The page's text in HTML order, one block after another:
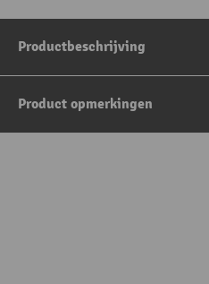
Productbeschrijving
Product opmerkingen